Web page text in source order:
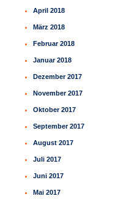
April 2018
März 2018
Februar 2018
Januar 2018
Dezember 2017
November 2017
Oktober 2017
September 2017
August 2017
Juli 2017
Juni 2017
Mai 2017